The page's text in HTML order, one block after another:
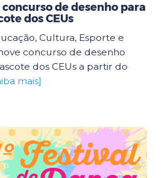
concurso de desenho para
dos CEUs
Cultura, Esporte e
concurso de desenho
dos CEUs a partir do
mais]